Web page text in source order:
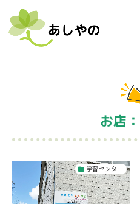
お店
学習センター